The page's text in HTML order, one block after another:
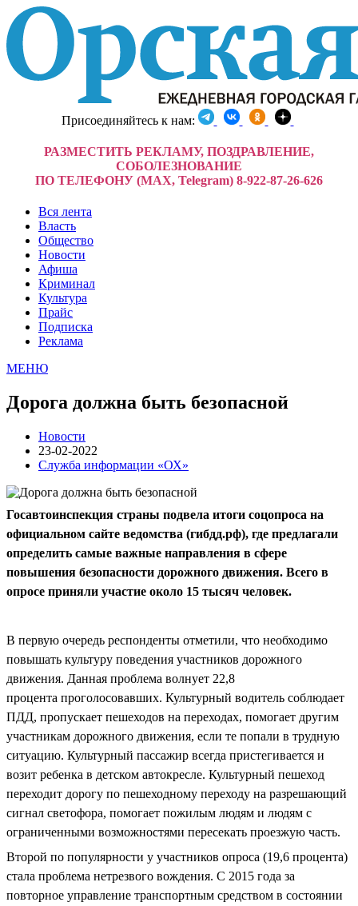
Присоединяйтесь к нам:
РАЗМЕСТИТЬ РЕКЛАМУ, ПОЗДРАВЛЕНИЕ,
СОБОЛЕЗНОВАНИЕ
ПО ТЕЛЕФОНУ (MAX, Telegram) 8-922-87-26-626
Вся лента
Власть
Общество
Новости
Афиша
Криминал
Культура
Прайс
Подписка
Реклама
МЕНЮ
Дорога должна быть безопасной
Новости
23-02-2022
Служба информации «ОХ»
Госавтоинспекция страны подвела итоги соцопроса на
официальном сайте ведомства (гибдд.рф), где предлагали
определить самые важные направления в сфере
повышения безопасности дорожного движения. Всего в
опросе приняли участие около 15 тысяч человек.
В первую очередь респонденты отметили, что необходимо
повышать культуру поведения участников дорожного
движения. Данная проблема волнует 22,8
процента проголосовавших. Культурный водитель соблюдает
ПДД, пропускает пешеходов на переходах, помогает другим
участникам дорожного движения, если те попали в трудную
ситуацию. Культурный пассажир всегда пристегивается и
возит ребенка в детском автокресле. Культурный пешеход
переходит дорогу по пешеходному переходу на разрешающий
сигнал светофора, помогает пожилым людям и людям с
ограниченными возможностями пересекать проезжую часть.
Второй по популярности у участников опроса (19,6 процента)
стала проблема нетрезвого вождения. С 2015 года за
повторное управление транспортным средством в состоянии